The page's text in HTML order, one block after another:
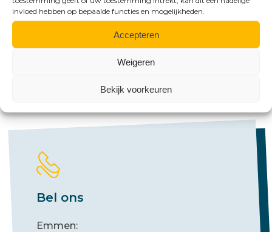
invloed hebben op bepaalde functies en mogelijkheden.
Accepteren
Weigeren
Bekijk voorkeuren
Contact
Benieuwd naar de
mogelijkheden?
Bel ons
Emmen: